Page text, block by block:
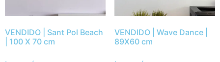
VENDIDO | Sant Pol Beach
| 100 X 70 cm
VENDIDO | Wave Dance |
89X60 cm